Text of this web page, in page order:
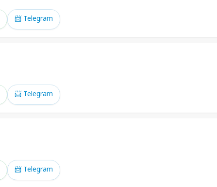
📨 Telegram
📨 Telegram
📨 Telegram